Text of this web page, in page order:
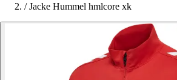
/ Jacke Hummel hmlcore xk